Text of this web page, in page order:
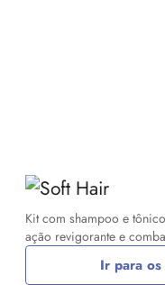
Kit com shampoo e
ação revigorante e
Ir para